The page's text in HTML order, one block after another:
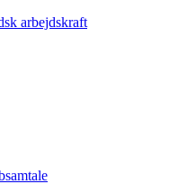
arbejdskraft